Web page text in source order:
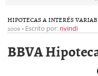
HIPOTECAS A INTERÉS
2009- Escrito por: nvindi
BBVA